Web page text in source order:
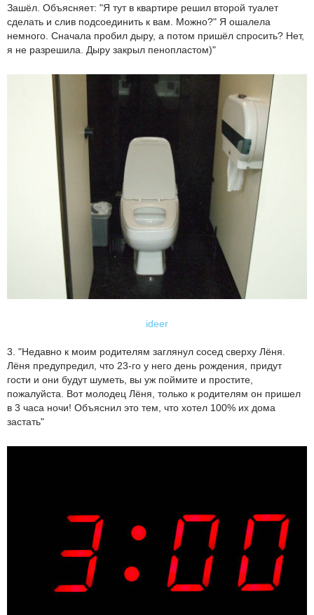
Зашёл. Объясняет: "Я тут в квартире решил второй туалет
сделать и слив подсоединить к вам. Можно?" Я ошалела
немного. Сначала пробил дыру, а потом пришёл спросить? Нет,
я не разрешила. Дыру закрыл пенопластом)"
ideer
3. "Недавно к моим родителям заглянул сосед сверху Лёня.
Лёня предупредил, что 23-го у него день рождения, придут
гости и они будут шуметь, вы уж поймите и простите,
пожалуйста. Вот молодец Лёня, только к родителям он пришел
в 3 часа ночи! Объяснил это тем, что хотел 100% их дома
застать"